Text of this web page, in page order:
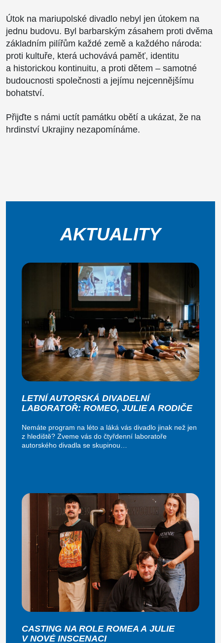
Útok na mariupolské divadlo nebyl jen útokem na
jednu budovu. Byl barbarským zásahem proti dvěma
základním pilířům každé země a každého národa:
proti kultuře, která uchovává paměť, identitu
a historickou kontinuitu, a proti dětem – samotné
budoucnosti společnosti a jejímu nejcennějšímu
bohatství.
Přijďte s námi uctít památku obětí a ukázat, že na
hrdinství Ukrajiny nezapomínáme.
AKTUALITY
LETNÍ AUTORSKÁ DIVADELNÍ
LABORATOŘ: ROMEO, JULIE A RODIČE
Nemáte program na léto a láká vás divadlo jinak než jen
z hlediště? Zveme vás do čtyřdenní laboratoře
autorského divadla se skupinou…
CASTING NA ROLE ROMEA A JULIE
V NOVÉ INSCENACI